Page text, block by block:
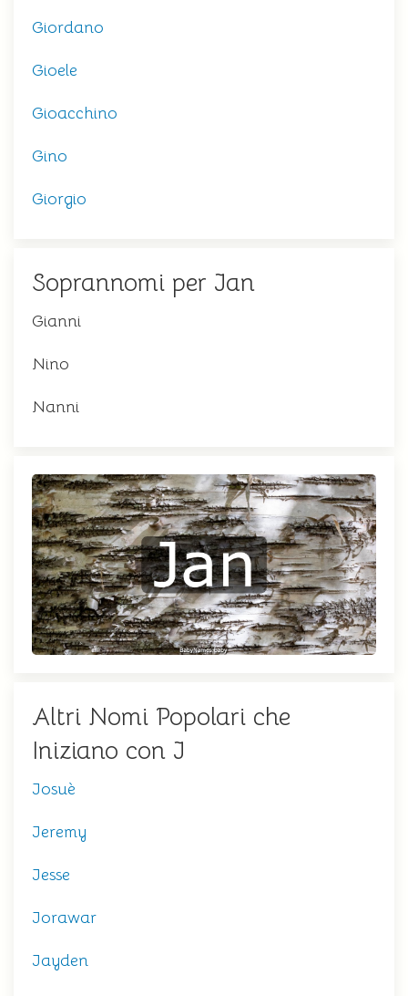
Giordano
Gioele
Gioacchino
Gino
Giorgio
Soprannomi per Jan
Gianni
Nino
Nanni
Altri Nomi Popolari che
Iniziano con J
Josuè
Jeremy
Jesse
Jorawar
Jayden